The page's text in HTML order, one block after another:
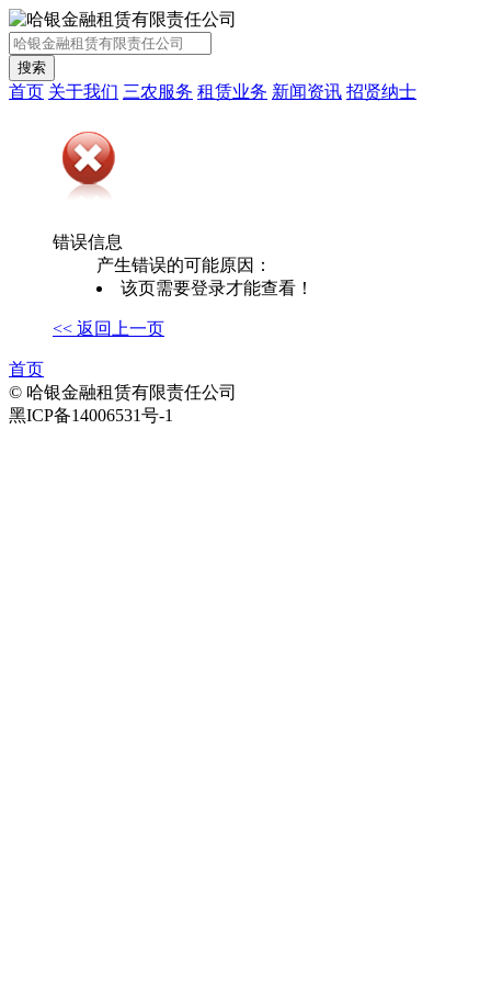
首页 关于我们 三农服务 租赁业务 新闻资讯 招贤纳士
错误信息
产生错误的可能原因：
该页需要登录才能查看！
<< 返回上一页
首页
© 哈银金融租赁有限责任公司
黑ICP备14006531号-1